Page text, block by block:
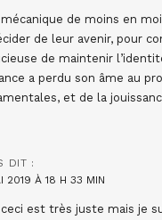
mécanique de moins en
de leur avenir, pour
de maintenir
a perdu son âme au
et de la
DIT :
2019 À 18 H 33 MIN
est très juste mais je